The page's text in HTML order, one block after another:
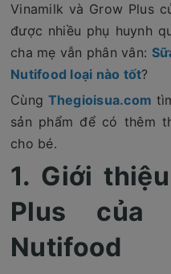
Vinamilk và Grow Plus
được nhiều phụ huynh
cha mẹ vẫn phân vân:
Nutifood loại nào tốt?
Cùng Thegioisua.com
sản phẩm để có thêm
cho bé.
1. Giới
Plus của
Nutifood